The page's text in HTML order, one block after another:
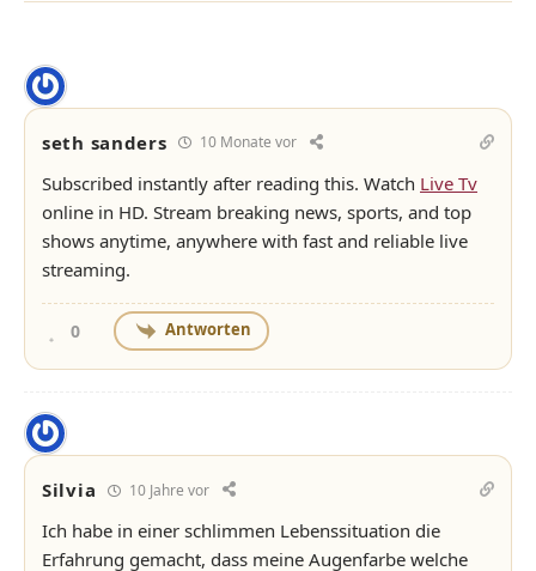
seth sanders 10 Monate vor
Subscribed instantly after reading this. Watch Live Tv
online in HD. Stream breaking news, sports, and top
shows anytime, anywhere with fast and reliable live
streaming.
0 Antworten
Silvia 10 Jahre vor
Ich habe in einer schlimmen Lebenssituation die
Erfahrung gemacht, dass meine Augenfarbe welche